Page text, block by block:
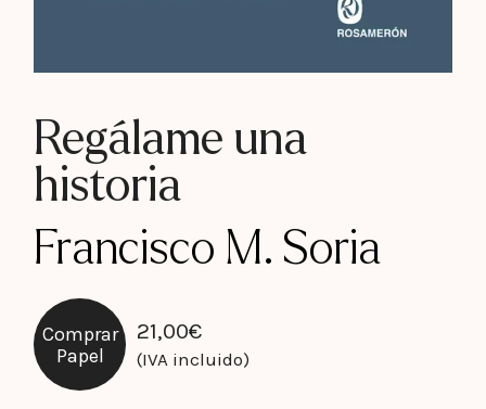
Regálame una
historia
Francisco M. Soria
Comprar
Papel
21,00€
(IVA incluido)